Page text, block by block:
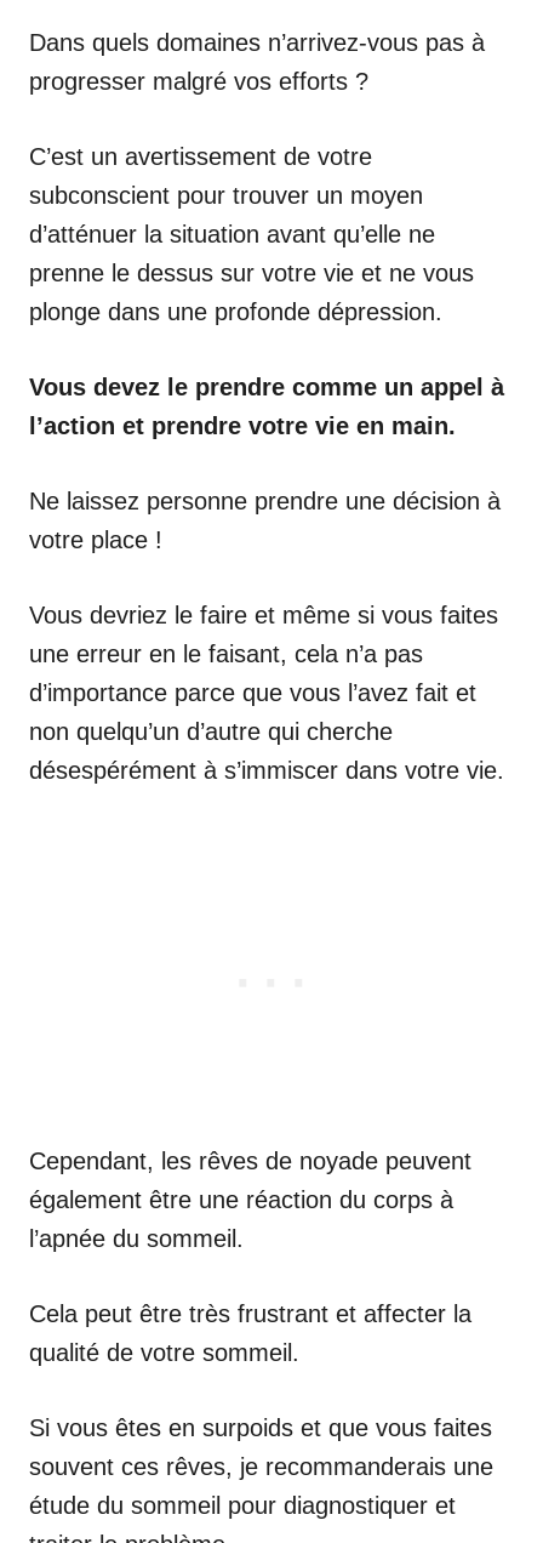
Dans quels domaines n’arrivez-vous pas à
progresser malgré vos efforts ?
C’est un avertissement de votre
subconscient pour trouver un moyen
d’atténuer la situation avant qu’elle ne
prenne le dessus sur votre vie et ne vous
plonge dans une profonde dépression.
Vous devez le prendre comme un appel à
l’action et prendre votre vie en main.
Ne laissez personne prendre une décision à
votre place !
Vous devriez le faire et même si vous faites
une erreur en le faisant, cela n’a pas
d’importance parce que vous l’avez fait et
non quelqu’un d’autre qui cherche
désespérément à s’immiscer dans votre vie.
Cependant, les rêves de noyade peuvent
également être une réaction du corps à
l’apnée du sommeil.
Cela peut être très frustrant et affecter la
qualité de votre sommeil.
Si vous êtes en surpoids et que vous faites
souvent ces rêves, je recommanderais une
étude du sommeil pour diagnostiquer et